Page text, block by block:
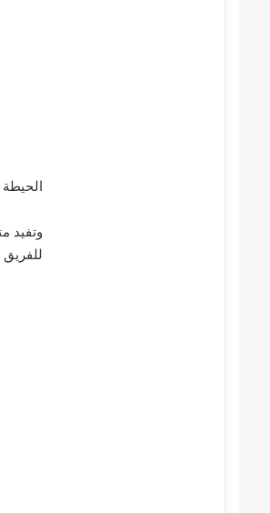
الحيطة
وتفيد
للفريق